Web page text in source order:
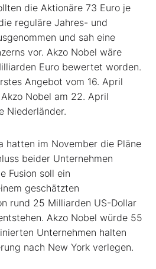
die Aktionäre 73 Euro je
reguläre Jahres- und
und sah eine
vor. Akzo Nobel wäre
Euro bewertet worden.
Angebot vom 16. April
Nobel am 22. April
Niederländer.
hatten im November die Pläne
beider Unternehmen
Fusion soll ein
geschätzten
rund 25 Milliarden US-Dollar
Akzo Nobel würde 55
Unternehmen halten
nach New York verlegen.